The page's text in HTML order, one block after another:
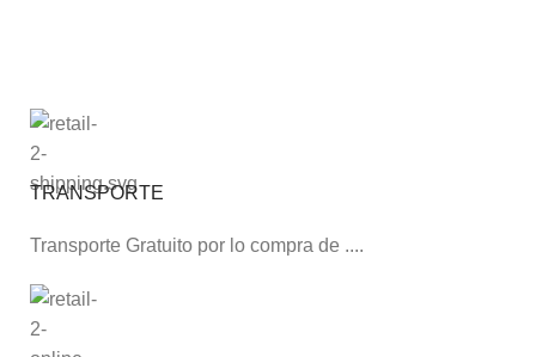
TRANSPORTE
Transporte Gratuito por lo compra de ....